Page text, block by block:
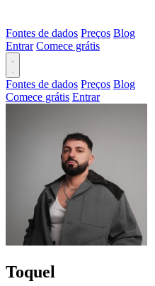
Fontes de dados Preços Blog
Entrar Comece grátis
Fontes de dados Preços Blog
Comece grátis Entrar
Toquel